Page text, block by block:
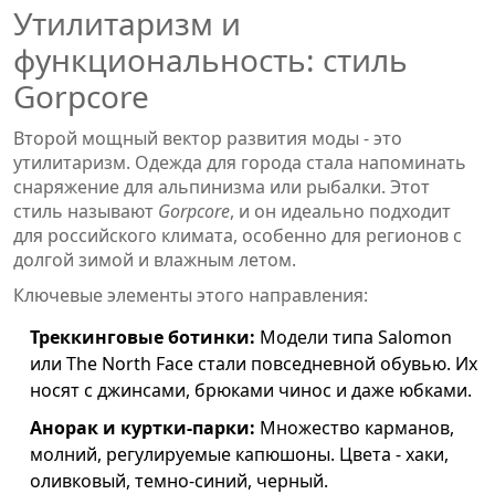
Утилитаризм и
функциональность: стиль
Gorpcore
Второй мощный вектор развития моды - это
утилитаризм. Одежда для города стала напоминать
снаряжение для альпинизма или рыбалки. Этот
стиль называют Gorpcore, и он идеально подходит
для российского климата, особенно для регионов с
долгой зимой и влажным летом.
Ключевые элементы этого направления:
Треккинговые ботинки: Модели типа Salomon
или The North Face стали повседневной обувью. Их
носят с джинсами, брюками чинос и даже юбками.
Анорак и куртки-парки: Множество карманов,
молний, регулируемые капюшоны. Цвета - хаки,
оливковый, темно-синий, черный.